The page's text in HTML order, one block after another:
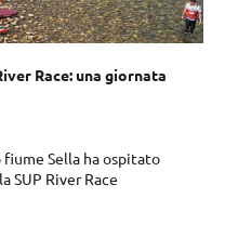
Race: una giornata
Sella ha ospitato
SUP River Race